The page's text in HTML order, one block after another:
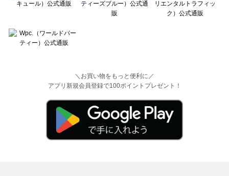
＼お買い物をもっと便利に／
アプリ新規会員登録で100ポイントプレゼント！